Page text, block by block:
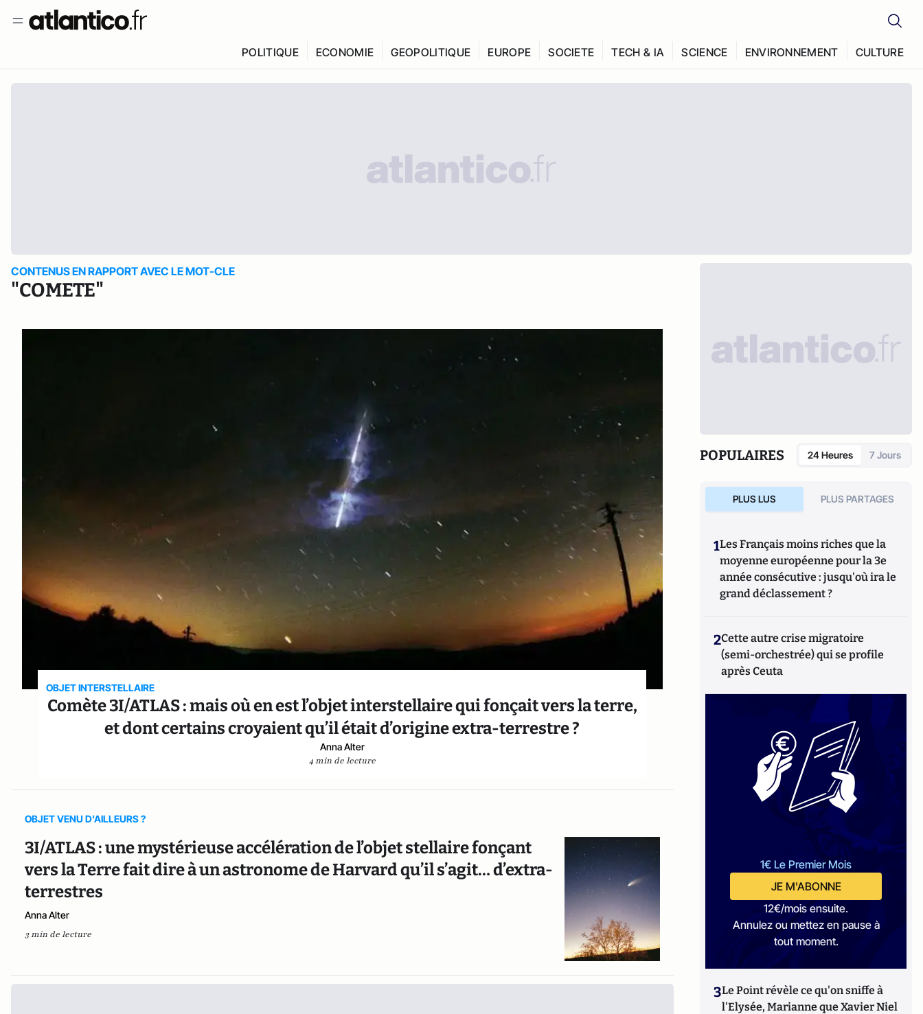
POLITIQUE ECONOMIE GEOPOLITIQUE EUROPE SOCIETE TECH & IA SCIENCE ENVIRONNEMENT CULTURE
CONTENUS EN RAPPORT AVEC LE MOT-CLE
"COMETE"
OBJET INTERSTELLAIRE
Comète 3I/ATLAS : mais où en est l’objet interstellaire qui fonçait vers la terre,
et dont certains croyaient qu’il était d’origine extra-terrestre ?
Anna Alter
4 min de lecture
OBJET VENU D'AILLEURS ?
3I/ATLAS : une mystérieuse accélération de l’objet stellaire fonçant
vers la Terre fait dire à un astronome de Harvard qu’il s’agit… d’extra-
terrestres
Anna Alter
3 min de lecture
POPULAIRES 24 Heures 7 Jours
PLUS LUS PLUS PARTAGES
1Les Français moins riches que la
moyenne européenne pour la 3e
année consécutive : jusqu'où ira le
grand déclassement ?
2Cette autre crise migratoire
(semi-orchestrée) qui se profile
après Ceuta
1€ Le Premier Mois
JE M'ABONNE
12€/mois ensuite.
Annulez ou mettez en pause à
tout moment.
3Le Point révèle ce qu'on sniffe à
l'Elysée, Marianne que Xavier Niel